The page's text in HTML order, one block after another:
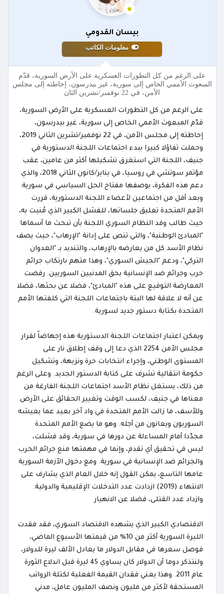
بيسان القدومي
معلومات الكاتب
على الرغم من كل التطورات العسكرية على الأرض السورية، قدّم
المبعوث الأممي الخاص إلى سورية، غير بيدرسون، إحاطته إلى مجلس
الأمن، في 22 نوفمبر/تشرين الثان
على الرغم من كل التطورات العسكرية على الأرض السورية،
قدّم المبعوث الأممي الخاص إلى سورية، غير بيدرسون،
إحاطته إلى مجلس الأمن، في 22 نوفمبر/تشرين الثاني 2019،
وحملت تفاؤلا كبيرا ببدء اجتماعات اللجنة الدستورية في
جنيف، اللجنة التي استغرق تشكيلها أكثر من عامين، عقب
مؤتمر سوتشي في روسيا، في يناير/كانون الثاني 2018، والذي
دعم هذه الفكرة، بوصفها مفتاح الحل السياسي في سورية.
وبعد أقل من اجتماعين لأعضاء اللجنة الدستورية، قررت
الأمم المتحدة تعليق جلساتها، للفشل الكبير الذي مُنيت به،
حيث طالب وفد النظام السوري اللجنة بأن تبحث ما أسماها
"المبادئ الوطنية"، والتي تنص على إدانة "الإرهاب"، حيث يصف
نظام الأسد كل من يعارضه بالإرهاب، والتنديد بـ "العدوان
التركي"، ودعم "الجيش السوري"، وهذا متهم بارتكاب جرائم
حرب وجرائم ضد الإنسانية بحق المدنيين السوريين. رفضت
المعارضة التوقيع على هذه "المبادئ"، فضلا عن بحثها، فضلا
عن أنه لا علاقة لها البتة باجتماعات اللجنة التي كلفتها الأمم
المتحدة بكتابة دستور جديد لسورية.
ويمكن اعتبار اجتماعات اللجنة الدستورية هذه إجهاضاً لقرار
مجلس الأمن 2254 الذي دعا إلى وقف إطلاق نار على
المستوى الوطني، وإجراء انتخابات حرة ونزيهة، وتشكيل
حكومة انتقالية تشرف على كتابة الدستور الجديد. وعلى الرغم
من ذلك، يستغل نظام الأسد اجتماعات اللجنة الفارغة من
معناها في جنيف، لكسب الوقت وتغيير الحقائق على الأرض.
وللأسف، ما زالت الأمم المتحدة في واد آخر بعيد عما يعيشه
السوريون ويعانون من أجله. وهو ما يضع الأمم المتحدة
مجدّدا أمام المساءلة عن دورها في سورية، وقد فشلت،
ليس في تحقيق أي تقدم، وإنما في مهمتها منع جرائم الحرب
والجرائم ضد الإنسانية في سورية. ومع دخول الأزمة السورية
عامها التاسع، يمكن القول إنه خلال العام الذي يشارف على
الانتهاء (2019) ازدادت عدد التدخلات الإقليمية والدولية.
وازداد عدد القتلى، فضلا عن الانهيار
الاقتصادي الكبير الذي يشهده الاقتصاد السوري، فقد فقدت
الليرة السورية أكثر من 10% من قيمتها الأسبوع الماضي،
فوصل سعرها في مقابل الدولار ما يعادل الألف ليرة للدولار،
ولنتذكر دوما أن الدولار كان يساوي 45 ليرة قبل اندلاع الثورة
عام 2011. وهذا يعني فقدان القيمة الفعلية لكتلة الرواتب
المستحقة لأكثر من مليون ونصف المليون عامل، مدني